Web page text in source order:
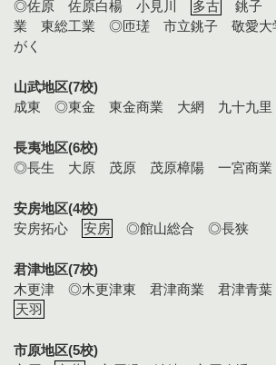
◎佐原 佐原白楊 小見川
多古
銚子
業 東総工業 ◎匝瑳 市立銚子 敬愛大
がく
山武地区(7校)
成東 ◎東金 東金商業 大網 九十九
長夷地区(6校)
◎長生 大原 茂原 茂原樟陽 一宮商
安房地区(4校)
安房拓心
安房 ◎館山総合 ◎長狭
君津地区(7校)
木更津 ◎木更津東 君津商業 君津青
天羽
市原地区(5校)